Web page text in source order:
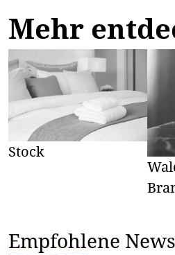
Mehr
Stock
Empfohlene News